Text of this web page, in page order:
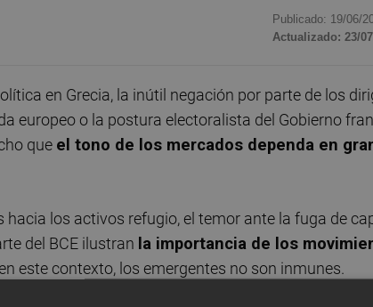
Publicado: 19/06/
Actualizado: 23/
en Grecia, la inútil negación por parte de los
europeo o la postura electoralista del Gobierno
que el tono de los mercados dependa en
los activos refugio, el temor ante la fuga de
del BCE ilustran la importancia de los
este contexto, los emergentes no son inmunes.